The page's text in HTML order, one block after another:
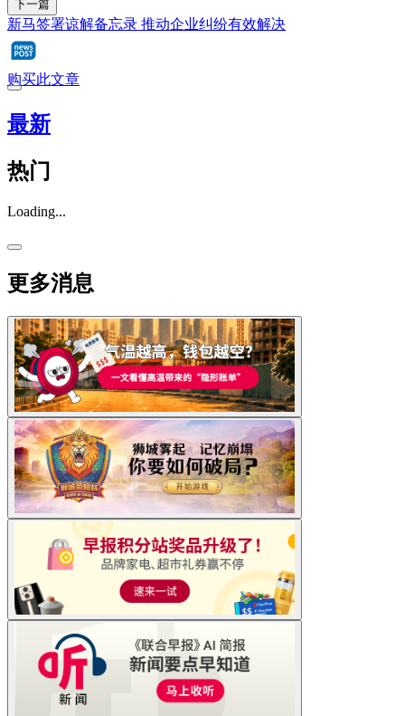
下一篇
新马签署谅解备忘录 推动企业纠纷有效解决
购买此文章
最新
热门
Loading...
更多消息